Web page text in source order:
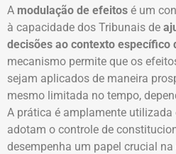
A modulação de efeitos é um
à capacidade dos Tribunais de
decisões ao contexto específico
mecanismo permite que os
sejam aplicados de maneira
mesmo limitada no tempo,
A prática é amplamente
adotam o controle de
desempenha um papel crucial